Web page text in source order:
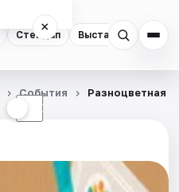
Стендап Выставки
×
☾
События Разноцветная